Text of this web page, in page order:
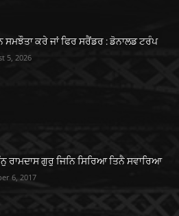
ਸਮਝੌਤਾ ਕਰੇ ਜਾਂ ਫਿਰ ਸਰੈਂਡਰ : ਡੋਨਾਲਡ ਟਰੰਪ
5, 2026
ਰਾਮਦਾਸ ਗੁਰੁ ਜਿਨਿ ਸਿਰਿਆ ਤਿਨੈ ਸਵਾਰਿਆ
6, 2017